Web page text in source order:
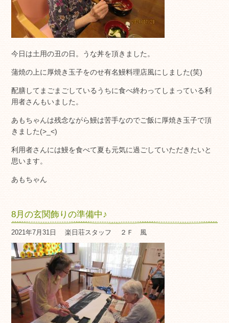
今日は土用の丑の日。うな丼を頂きました。
蒲焼の上に厚焼き玉子をのせ有名鰻料理店風にしました(笑)
配膳してまごまごしているうちに食べ終わってしまっている利
用者さんもいました。
あもちゃんは残念ながら鰻は苦手なのでご飯に厚焼き玉子で頂
きました(>_<)
利用者さんには鰻を食べて夏も元気に過ごしていただきたいと
思います。
あもちゃん
8月の玄関飾りの準備中♪
2021年7月31日 楽日荘スタッフ ２Ｆ 風